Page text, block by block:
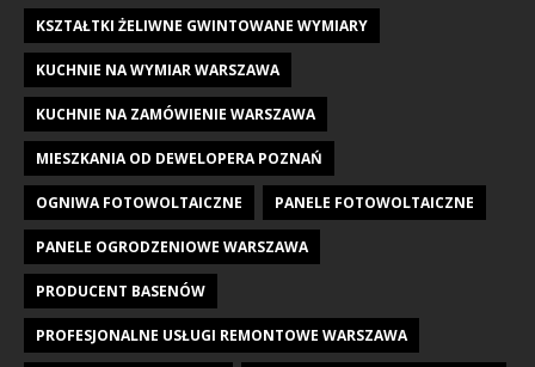
KSZTAŁTKI ŻELIWNE GWINTOWANE WYMIARY
KUCHNIE NA WYMIAR WARSZAWA
KUCHNIE NA ZAMÓWIENIE WARSZAWA
MIESZKANIA OD DEWELOPERA POZNAŃ
OGNIWA FOTOWOLTAICZNE PANELE FOTOWOLTAICZNE
PANELE OGRODZENIOWE WARSZAWA
PRODUCENT BASENÓW
PROFESJONALNE USŁUGI REMONTOWE WARSZAWA